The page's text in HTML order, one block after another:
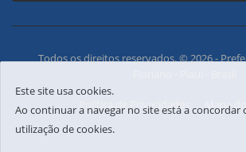
Todos os direitos reservados. © 2026 -
Política de Privacidades Mapa do
Este site usa cookies.
Ao continuar a navegar no site está a concordar
utilização de cookies.